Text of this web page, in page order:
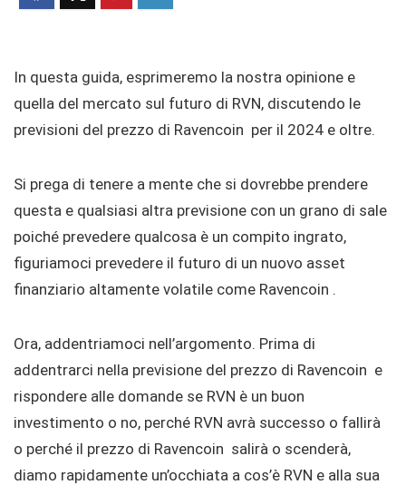
In questa guida, esprimeremo la nostra opinione e
quella del mercato sul futuro di RVN, discutendo le
previsioni del prezzo di Ravencoin per il 2024 e oltre.
Si prega di tenere a mente che si dovrebbe prendere
questa e qualsiasi altra previsione con un grano di sale
poiché prevedere qualcosa è un compito ingrato,
figuriamoci prevedere il futuro di un nuovo asset
finanziario altamente volatile come Ravencoin .
Ora, addentriamoci nell’argomento. Prima di
addentrarci nella previsione del prezzo di Ravencoin e
rispondere alle domande se RVN è un buon
investimento o no, perché RVN avrà successo o fallirà
o perché il prezzo di Ravencoin salirà o scenderà,
diamo rapidamente un’occhiata a cos’è RVN e alla sua